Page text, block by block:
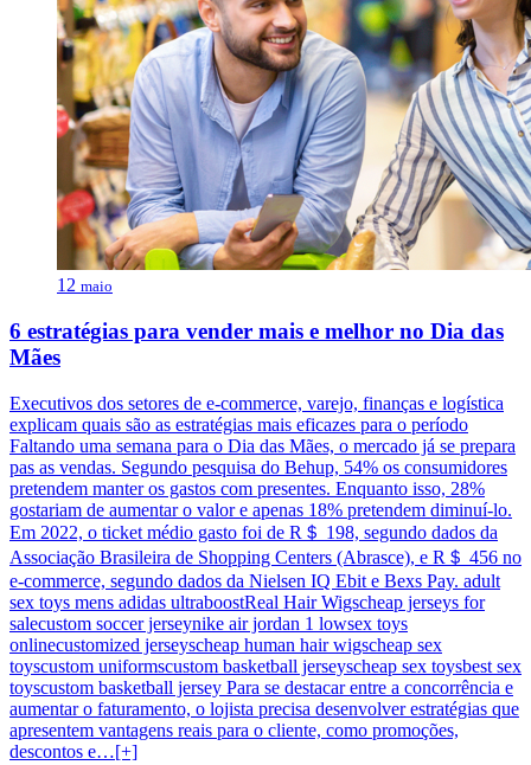
12 maio
6 estratégias para vender mais e melhor no Dia das
Mães
Executivos dos setores de e-commerce, varejo, finanças e logística
explicam quais são as estratégias mais eficazes para o período
Faltando uma semana para o Dia das Mães, o mercado já se prepara
pas as vendas. Segundo pesquisa do Behup, 54% os consumidores
pretendem manter os gastos com presentes. Enquanto isso, 28%
gostariam de aumentar o valor e apenas 18% pretendem diminuí-lo.
Em 2022, o ticket médio gasto foi de R＄ 198, segundo dados da
Associação Brasileira de Shopping Centers (Abrasce), e R＄ 456 no
e-commerce, segundo dados da Nielsen IQ Ebit e Bexs Pay. adult
sex toys mens adidas ultraboostReal Hair Wigscheap jerseys for
salecustom soccer jerseynike air jordan 1 lowsex toys
onlinecustomized jerseyscheap human hair wigscheap sex
toyscustom uniformscustom basketball jerseyscheap sex toysbest sex
toyscustom basketball jersey Para se destacar entre a concorrência e
aumentar o faturamento, o lojista precisa desenvolver estratégias que
apresentem vantagens reais para o cliente, como promoções,
descontos e…[+]